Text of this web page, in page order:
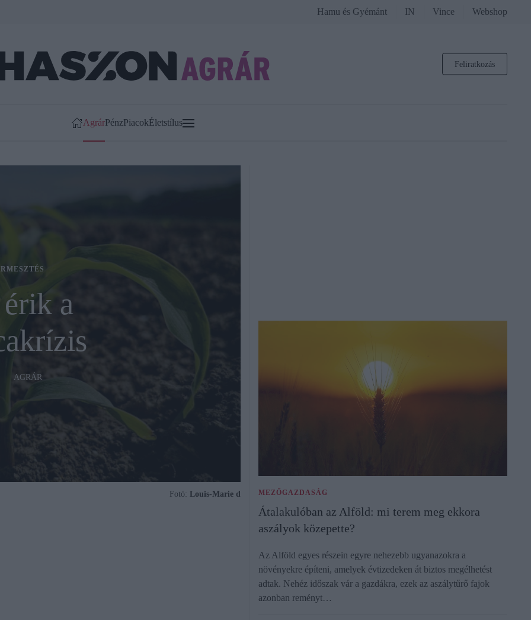
Hamu és Gyémánt IN Vince Webshop
Feliratkozás
AgrárPénzPiacokÉletstílus
a
AGRÁR
Fotó: Louis-Marie d MEZŐGAZDASÁG
Átalakulóban az Alföld: mi terem meg ekkora
aszályok közepette?
Az Alföld egyes részein egyre nehezebb ugyanazokra a
növényekre építeni, amelyek évtizedeken át biztos megélhetést
adtak. Nehéz időszak vár a gazdákra, ezek az aszálytűrő fajok
azonban reményt…